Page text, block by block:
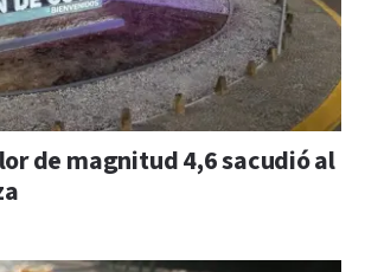
de magnitud 4,6 sacudió al